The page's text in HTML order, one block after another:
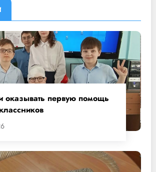
оказывать первую помощь